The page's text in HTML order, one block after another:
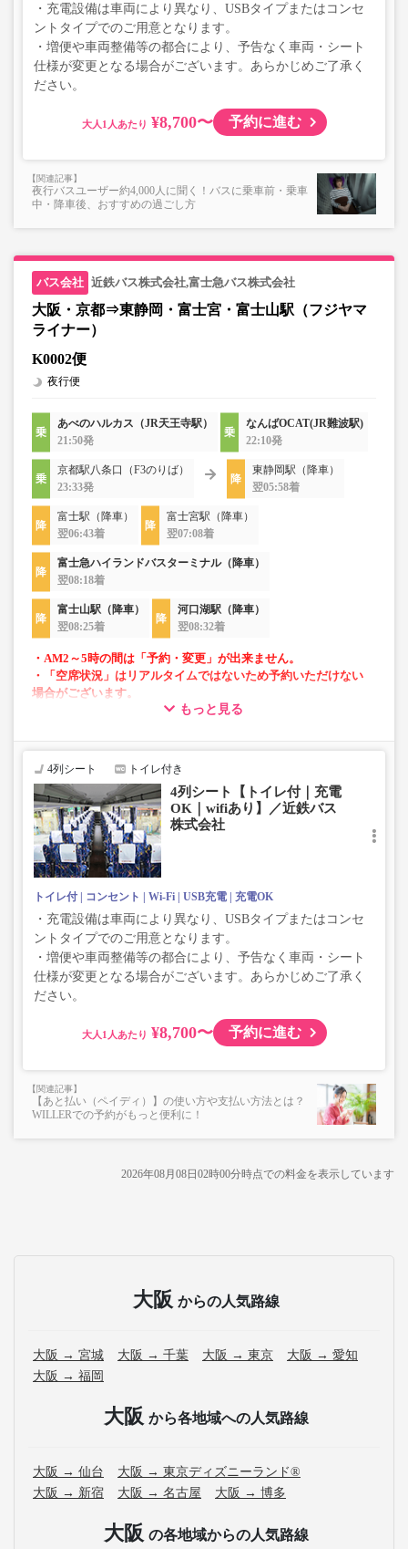
・充電設備は車両により異なり、USBタイプまたはコンセ
ントタイプでのご用意となります。
・増便や車両整備等の都合により、予告なく車両・シート
仕様が変更となる場合がございます。あらかじめご了承く
ださい。
大人 ¥8,700〜 予約に進む
夜行バスユーザー約4,000人に聞く！バスに乗車前・乗車
中・降車後、おすすめの過ごし方
近鉄バス株式会社,富士急バス株式会社
大阪・京都⇒東静岡・富士宮・富士山駅（フジヤマ
ライナー）
K0002便
夜行便
あべのハルカス（JR天王寺駅）
21:50発
なんばOCAT(JR難波駅)
22:10発
京都駅八条口（F3のりば）
23:33発
東静岡駅（降車）
翌05:58着
富士駅（降車）
翌06:43着
富士宮駅（降車）
翌07:08着
富士急ハイランドバスターミナル（降車）
翌08:18着
富士山駅（降車）
翌08:25着
河口湖駅（降車）
翌08:32着
・AM2～5時の間は「予約・変更」が出来ません。
・「空席状況」はリアルタイムではないため予約いただけない
場合がございます。
・車両は予告なく変更となる場合がございます。これに伴い、
じめご了承ください。
もっと見る
4列シート トイレ付き
4列シート【トイレ付｜充電
OK｜wifiあり】／近鉄バス
株式会社
トイレ付 コンセント Wi-Fi USB充電 充電OK
・充電設備は車両により異なり、USBタイプまたはコンセ
ントタイプでのご用意となります。
・増便や車両整備等の都合により、予告なく車両・シート
仕様が変更となる場合がございます。あらかじめご了承く
ださい。
大人 ¥8,700〜 予約に進む
【あと払い（ペイディ）】の使い方や支払い方法とは？
WILLERでの予約がもっと便利に！
2026年08月08日02時00分時点での料金を表示しています
大阪 からの人気路線
大阪 → 宮城 大阪 → 千葉 大阪 → 東京
大阪 → 愛知
大阪 → 福岡
大阪 から各地域への人気路線
大阪 → 仙台
大阪 → 東京ディズニーランド®
大阪 → 新宿
大阪 → 名古屋 大阪 → 博多
大阪 の各地域からの人気路線